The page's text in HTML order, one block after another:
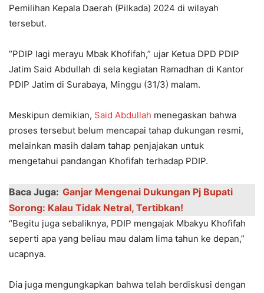
Pemilihan Kepala Daerah (Pilkada) 2024 di wilayah
tersebut.
“PDIP lagi merayu Mbak Khofifah,” ujar Ketua DPD PDIP
Jatim Said Abdullah di sela kegiatan Ramadhan di Kantor
PDIP Jatim di Surabaya, Minggu (31/3) malam.
Meskipun demikian, Said Abdullah menegaskan bahwa
proses tersebut belum mencapai tahap dukungan resmi,
melainkan masih dalam tahap penjajakan untuk
mengetahui pandangan Khofifah terhadap PDIP.
Baca Juga: Ganjar Mengenai Dukungan Pj Bupati
Sorong: Kalau Tidak Netral, Tertibkan!
“Begitu juga sebaliknya, PDIP mengajak Mbakyu Khofifah
seperti apa yang beliau mau dalam lima tahun ke depan,”
ucapnya.
Dia juga mengungkapkan bahwa telah berdiskusi dengan